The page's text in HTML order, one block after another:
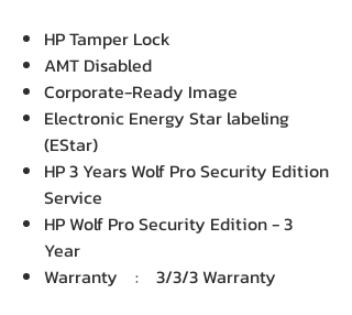
HP Tamper Lock
AMT Disabled
Corporate-Ready Image
Electronic Energy Star labeling
(EStar)
HP 3 Years Wolf Pro Security Edition
Service
HP Wolf Pro Security Edition - 3
Year
Warranty : 3/3/3 Warranty